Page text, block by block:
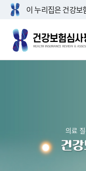
이 누리집은 건강
의료